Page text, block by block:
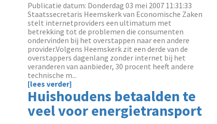
Publicatie datum: Donderdag 03 mei 2007 11:31:33
Staatssecretaris Heemskerk van Economische Zaken
stelt internetproviders een ultimatum met
betrekking tot de problemen die consumenten
ondervinden bij het overstappen naar een andere
provider.Volgens Heemskerk zit een derde van de
overstappers dagenlang zonder internet bij het
veranderen van aanbieder, 30 procent heeft andere
technische m...
[lees verder]
Huishoudens betaalden te
veel voor energietransport